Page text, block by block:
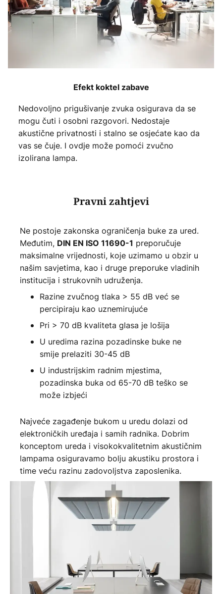
Efekt koktel zabave
Nedovoljno prigušivanje zvuka osigurava da se
mogu čuti i osobni razgovori. Nedostaje
akustične privatnosti i stalno se osjećate kao da
vas se čuje. I ovdje može pomoći zvučno
izolirana lampa.
Pravni zahtjevi
Ne postoje zakonska ograničenja buke za ured.
Međutim, DIN EN ISO 11690-1 preporučuje
maksimalne vrijednosti, koje uzimamo u obzir u
našim savjetima, kao i druge preporuke vladinih
institucija i strukovnih udruženja.
Razine zvučnog tlaka > 55 dB već se
percipiraju kao uznemirujuće
Pri > 70 dB kvaliteta glasa je lošija
U uredima razina pozadinske buke ne
smije prelaziti 30-45 dB
U industrijskim radnim mjestima,
pozadinska buka od 65-70 dB teško se
može izbjeći
Najveće zagađenje bukom u uredu dolazi od
elektroničkih uređaja i samih radnika. Dobrim
konceptom ureda i visokokvalitetnim akustičnim
lampama osiguravamo bolju akustiku prostora i
time veću razinu zadovoljstva zaposlenika.